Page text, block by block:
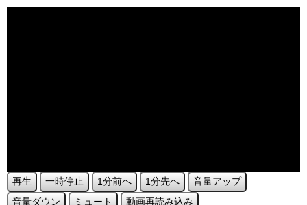
再生 一時停止 1分前へ 1分先へ
音量アップ
音量ダウン
ミュート
動画再読み込み